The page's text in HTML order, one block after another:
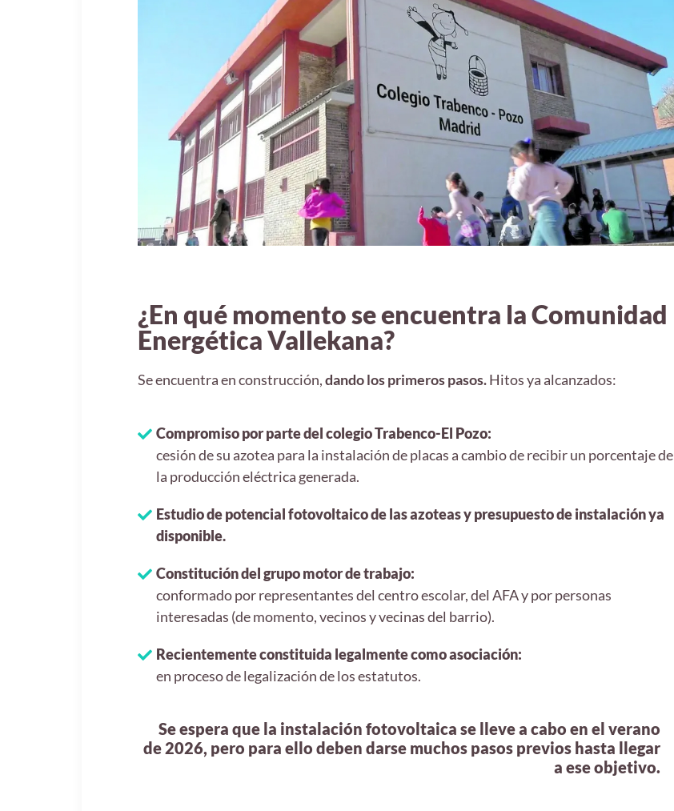
¿En qué momento se encuentra la Comunidad
Energética Vallekana?
Se encuentra en construcción,dando los primeros pasos.Hitos ya alcanzados:
Compromiso por parte del colegio Trabenco-El Pozo:
cesión de su azotea para la instalación de placas a cambio de recibir un porcentaje de
la producción eléctrica generada.
Estudio de potencial fotovoltaico de las azoteas y presupuesto de instalación ya
disponible.
Constitución del grupo motor de trabajo:
conformado por representantes del centro escolar, del AFA y por personas
interesadas (de momento, vecinos y vecinas del barrio).
Recientemente constituida legalmente como asociación:
en proceso de legalización de los estatutos.
Se espera que la instalación fotovoltaica se lleve a cabo en el verano
de 2026, pero para ello deben darse muchos pasos previos hasta llegar
a ese objetivo.